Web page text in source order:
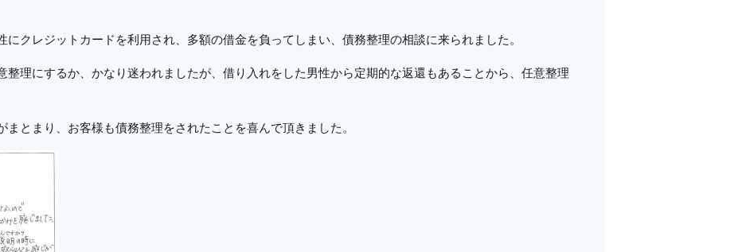
にクレジットカードを利用され、多額の借金を負ってしまい、債務整理の相談に来られました。
整理にするか、かなり迷われましたが、借り入れをした男性から定期的な返還もあることから、任意整理
とまり、お客様も債務整理をされたことを喜んで頂きました。